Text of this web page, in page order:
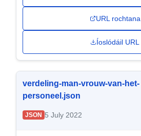
URL rochtana
Íoslódáil URL
verdeling-man-vrouw-van-het-
personeel.json
JSON 5 July 2022